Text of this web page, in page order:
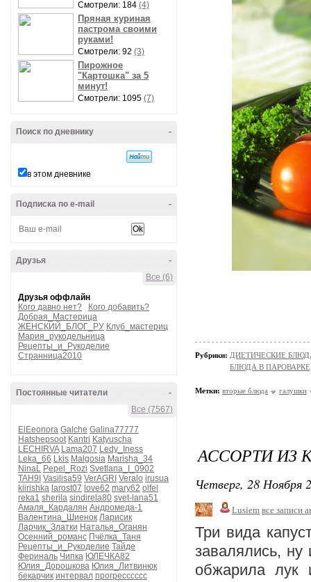
Смотрели: 184 (4)
Пряная куриная
пастрома своими
руками!
Смотрели: 92 (3)
Пирожное
"Картошка" за 5
минут!
Смотрели: 1095 (7)
-
Поиск по дневнику
в этом дневнике
-
Подписка по e-mail
-
Друзья
Все (6)
Друзья оффлайн
Кого давно нет?
Кого добавить?
Добрая_Мастерица
ЖЕНСКИЙ_БЛОГ_РУ Клуб_мастериц
Мария_рукодельница
Рецепты_и_Рукоделие
Странница2010
-
Постоянные читатели
Все (7567)
ElEeonora Galche Galina77777
Hatshepsoot Kantri Katyuscha
LECHIRVA Lama207 Ledy_Iness
Leka_66 Lkis Malgosia Marisha_34
NinaL Pepel_Rozi Svetlana_I_0902
TAH9I Vasilisa59 VerAGRI Veralo irusua
kiirishka larost07 love62 mary62 olfel
reka1 sherila sindirela80 svet-lana51
Амаля_Кардалян Андромеда-1
Валентина_Шиенок Ларисик
Ларчик_Златки Наталья_Оганян
Осенний_романс Пчёлка_Таня
Рецепты_и_Рукоделие Тайде
Фериналь Чипка ЮЛЕЧКА82
Юлия_Дорошкова Юлия_Литвинюк
бекарчик интервал прогресссссс
Рубрики: ДИЕТИЧЕСКИЕ
БЛЮДА В
Метки: вторые блюда галушки
АССОРТИ ИЗ
Четверг, 28 Ноября
Lusiem все записи
Три вида
завалялись,
обжарила